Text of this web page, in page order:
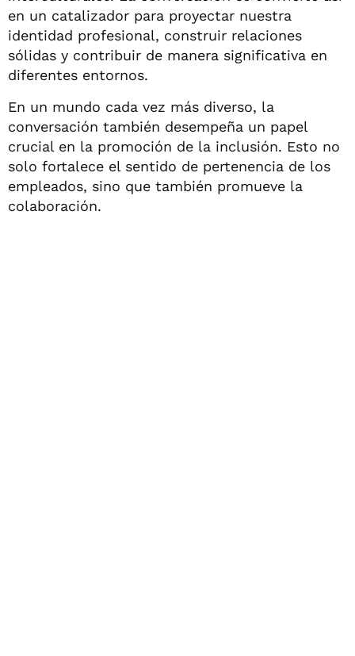
en un catalizador para proyectar nuestra
identidad profesional, construir relaciones
sólidas y contribuir de manera significativa en
diferentes entornos.
En un mundo cada vez más diverso, la
conversación también desempeña un papel
crucial en la promoción de la inclusión. Esto no
solo fortalece el sentido de pertenencia de los
empleados, sino que también promueve la
colaboración.